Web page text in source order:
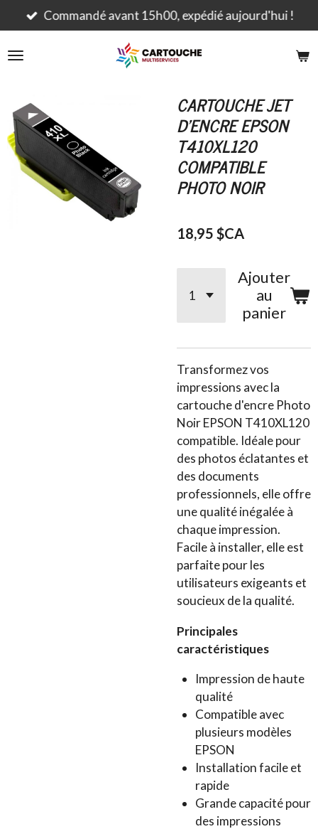
Passer
au
contenu
Commandé avant 15h00, expédié aujourd'hui !
CARTOUCHE JET
D'ENCRE EPSON
T410XL120
COMPATIBLE
PHOTO NOIR
18,95 $CA
Ajouter
au
panier
Transformez vos
impressions avec la
cartouche d'encre Photo
Noir EPSON T410XL120
compatible. Idéale pour
des photos éclatantes et
des documents
professionnels, elle offre
une qualité inégalée à
chaque impression.
Facile à installer, elle est
parfaite pour les
utilisateurs exigeants et
soucieux de la qualité.
Principales
caractéristiques
Impression de haute
qualité
Compatible avec
plusieurs modèles
EPSON
Installation facile et
rapide
Grande capacité pour
des impressions